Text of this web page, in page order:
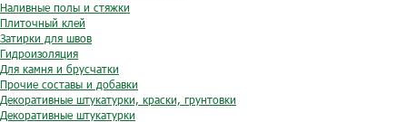
Наливные полы и стяжки
Плиточный клей
Затирки для швов
Гидроизоляция
Для камня и брусчатки
Прочие составы и добавки
Декоративные штукатурки, краски, грунтовки
Декоративные штукатурки